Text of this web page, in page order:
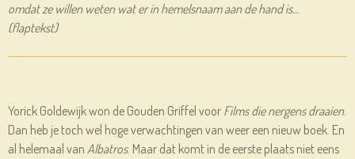
omdat ze willen weten wat er in hemelsnaam aan de hand is…
(flaptekst)
Yorick Goldewijk won de Gouden Griffel voor Films die nergens draaien.
Dan heb je toch wel hoge verwachtingen van weer een nieuw boek. En
al helemaal van Albatros. Maar dat komt in de eerste plaats niet eens